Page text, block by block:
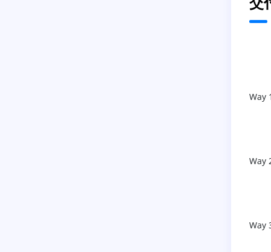
Way
Way
Way